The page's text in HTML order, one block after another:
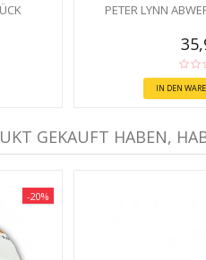
PETER LYNN
IN DEN
GEKAUFT HABEN,
-20%